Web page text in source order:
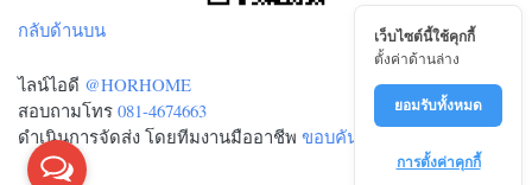
กลับด้านบน
ไลน์ไอดี @HORHOME
สอบถามโทร 081-4674663
ดำเนินการจัดส่ง โดยทีมงานมืออาชีพ ขอบคันหิน.com
เว็บไซต์นี้ใช้คุกกี้
ตั้งค่าด้านล่าง
ยอมรับทั้งหมด
การตั้งค่าคุกกี้